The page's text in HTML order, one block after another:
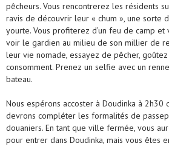
pêcheurs. Vous rencontrerez les résidents
ravis de découvrir leur « chum », une sorte
yourte. Vous profiterez d’un feu de camp et
voir le gardien au milieu de son millier de
leur vie nomade, essayez de pêcher,
consomment. Prenez un selfie avec un
bateau.
Nous espérons accoster à Doudinka à 2h30
devrons compléter les formalités de
douaniers. En tant que ville fermée, vous
pour entrer dans Doudinka, mais vous êtes